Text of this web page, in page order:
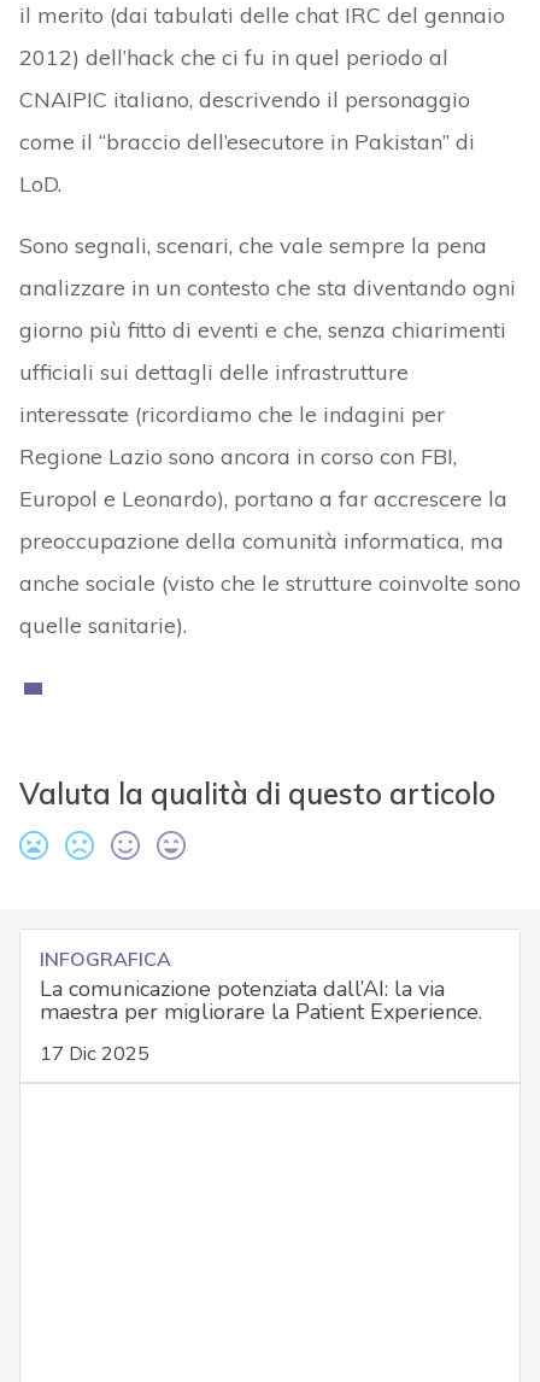
il merito (dai tabulati delle chat IRC del gennaio
2012) dell’hack che ci fu in quel periodo al
CNAIPIC italiano, descrivendo il personaggio
come il “braccio dell’esecutore in Pakistan” di
LoD.
Sono segnali, scenari, che vale sempre la pena
analizzare in un contesto che sta diventando ogni
giorno più fitto di eventi e che, senza chiarimenti
ufficiali sui dettagli delle infrastrutture
interessate (ricordiamo che le indagini per
Regione Lazio sono ancora in corso con FBI,
Europol e Leonardo), portano a far accrescere la
preoccupazione della comunità informatica, ma
anche sociale (visto che le strutture coinvolte sono
quelle sanitarie).
Valuta la qualità di questo articolo
INFOGRAFICA
La comunicazione potenziata dall’AI: la via
maestra per migliorare la Patient Experience.
17 Dic 2025